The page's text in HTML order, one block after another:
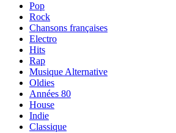
Pop
Rock
Chansons françaises
Electro
Hits
Rap
Musique Alternative
Oldies
Années 80
House
Indie
Classique